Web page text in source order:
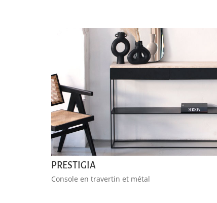
PRESTIGIA
Console en travertin et métal